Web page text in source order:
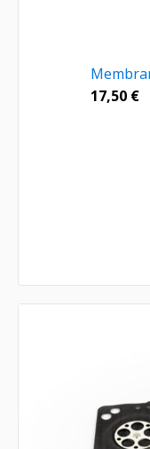
17,50 €